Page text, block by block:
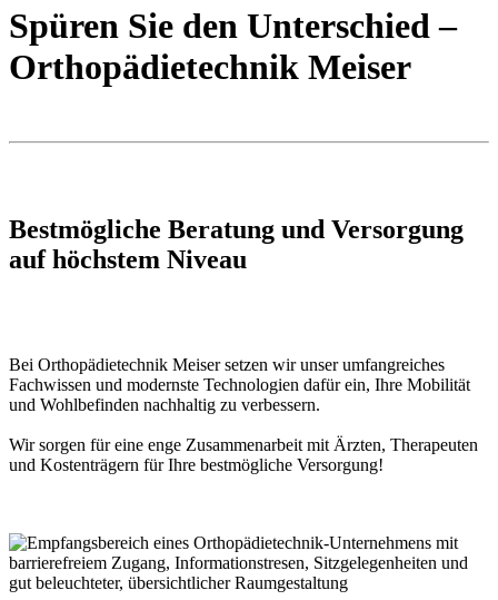
Spüren Sie den Unterschied –
Orthopädietechnik Meiser
Bestmögliche Beratung und Versorgung
auf höchstem Niveau
Bei Orthopädietechnik Meiser setzen wir unser umfangreiches
Fachwissen und modernste Technologien dafür ein, Ihre Mobilität
und Wohlbefinden nachhaltig zu verbessern.
Wir sorgen für eine enge Zusammenarbeit mit Ärzten, Therapeuten
und Kostenträgern für Ihre bestmögliche Versorgung!